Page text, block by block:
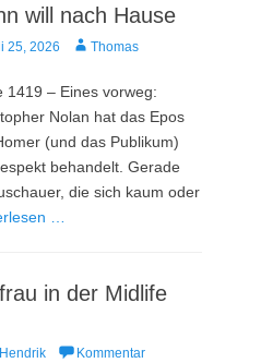
will nach Hause
25, 2026 AutorThomas
1419 – Eines vorweg:
Nolan hat das Epos
(und das Publikum)
behandelt. Gerade
die sich kaum oder
…
in der Midlife
Hendrik
Kommentar